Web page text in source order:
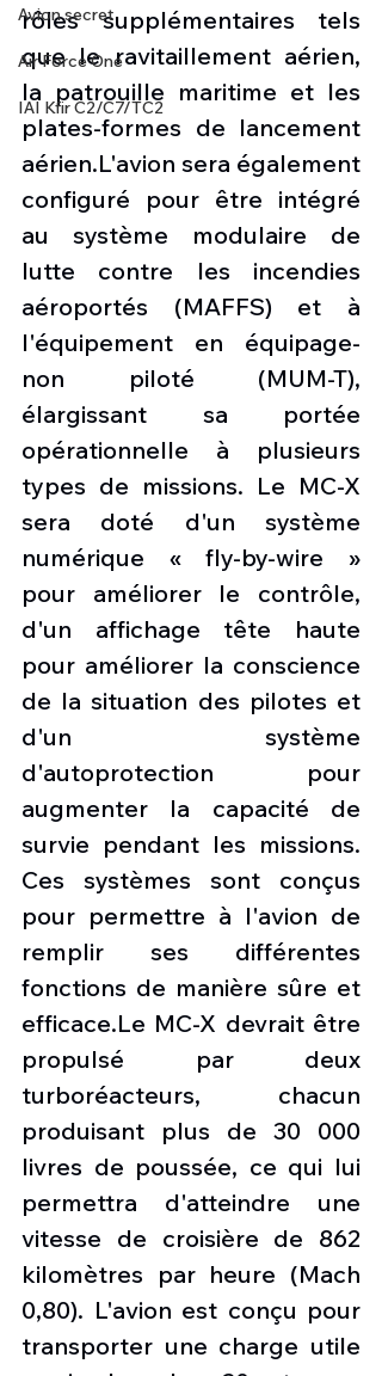
Avion secret
Air Force One
IAI Kfir C2/C7/TC2
rôles supplémentaires tels
que le ravitaillement aérien,
la patrouille maritime et les
plates-formes de lancement
aérien.L'avion sera également
configuré pour être intégré
au système modulaire de
lutte contre les incendies
aéroportés (MAFFS) et à
l'équipement en équipage-
non piloté (MUM-T),
élargissant sa portée
opérationnelle à plusieurs
types de missions. Le MC-X
sera doté d'un système
numérique « fly-by-wire »
pour améliorer le contrôle,
d'un affichage tête haute
pour améliorer la conscience
de la situation des pilotes et
d'un système
d'autoprotection pour
augmenter la capacité de
survie pendant les missions.
Ces systèmes sont conçus
pour permettre à l'avion de
remplir ses différentes
fonctions de manière sûre et
efficace.Le MC-X devrait être
propulsé par deux
turboréacteurs, chacun
produisant plus de 30 000
livres de poussée, ce qui lui
permettra d'atteindre une
vitesse de croisière de 862
kilomètres par heure (Mach
0,80). L'avion est conçu pour
transporter une charge utile